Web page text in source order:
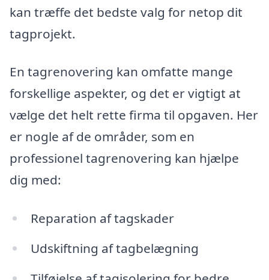
kan træffe det bedste valg for netop dit
tagprojekt.
En tagrenovering kan omfatte mange
forskellige aspekter, og det er vigtigt at
vælge det helt rette firma til opgaven. Her
er nogle af de områder, som en
professionel tagrenovering kan hjælpe
dig med:
Reparation af tagskader
Udskiftning af tagbelægning